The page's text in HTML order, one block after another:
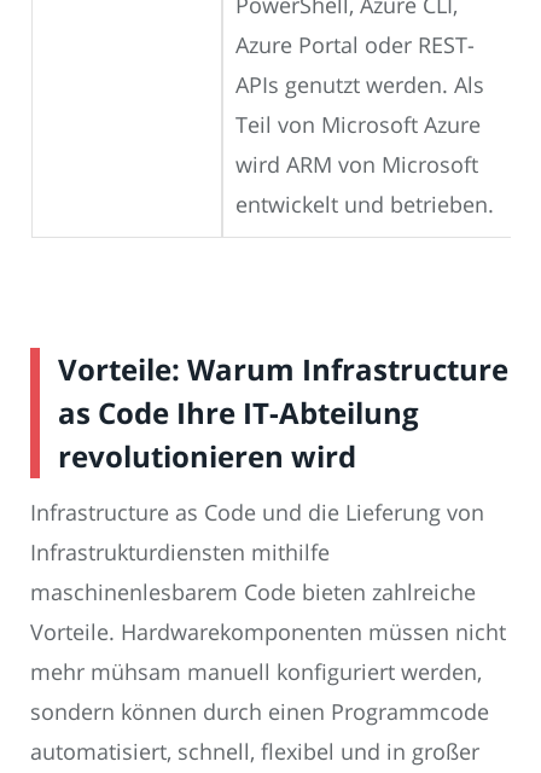
Azure Portal oder REST-
APIs genutzt werden. Als
Teil von Microsoft Azure
wird ARM von Microsoft
entwickelt und betrieben.
Vorteile: Warum Infrastructure
as Code Ihre IT-Abteilung
revolutionieren wird
Infrastructure as Code und die Lieferung von
Infrastrukturdiensten mithilfe
maschinenlesbarem Code bieten zahlreiche
Vorteile. Hardwarekomponenten müssen nicht
mehr mühsam manuell konfiguriert werden,
sondern können durch einen Programmcode
automatisiert, schnell, flexibel und in großer